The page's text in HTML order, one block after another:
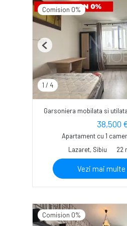
Comision 0%
1 / 4
Previous
Garsoniera mobilata si
38,500
Apartament cu 1
Lazaret, Sibiu
22
Vezi mai
Comision 0%